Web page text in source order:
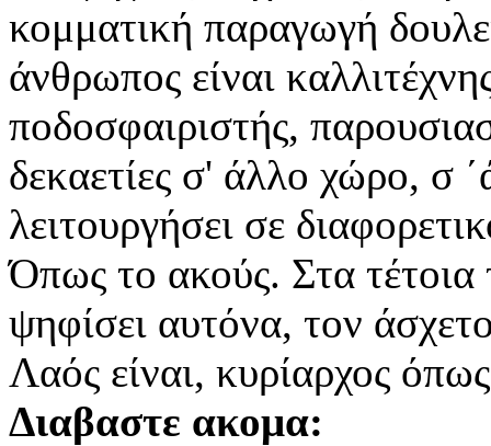
κομματική παραγωγή
άνθρωπος είναι
ποδοσφαιριστής,
δεκαετίες σ' άλλο χώρο, σ
λειτουργήσει σε
Όπως το ακούς. Στα
ψηφίσει αυτόνα, τον
Λαός είναι, κυρίαρχος
Διαβαστε ακομα: